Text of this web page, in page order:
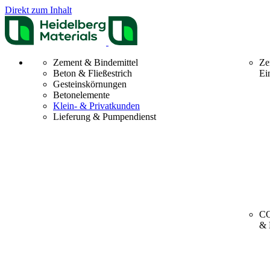
Direkt zum Inhalt
Zement & Bindemittel
Beton & Fließestrich
Gesteinskörnungen
Betonelemente
Klein- & Privatkunden
Lieferung & Pumpendienst
&